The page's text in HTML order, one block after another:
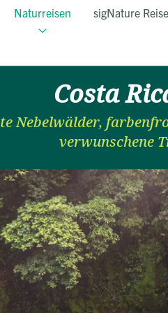
Naturreisen sigNature
Costa
Nebelwälder,
verwunschene